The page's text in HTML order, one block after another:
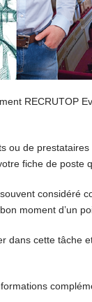
RECRUTOP
ou de
fiche de poste
considéré
moment d’un
dans cette tâche